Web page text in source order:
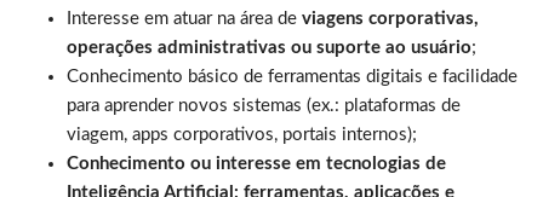
Interesse em atuar na área de viagens corporativas,
operações administrativas ou suporte ao usuário;
Conhecimento básico de ferramentas digitais e facilidade
para aprender novos sistemas (ex.: plataformas de
viagem, apps corporativos, portais internos);
Conhecimento ou interesse em tecnologias de
Inteligência Artificial: ferramentas, aplicações e